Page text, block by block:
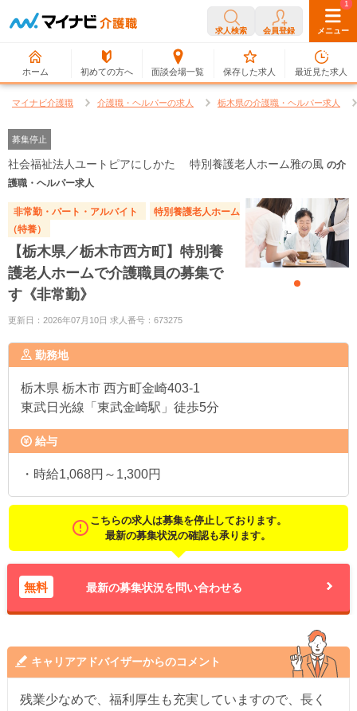
求人検索 会員登録 メニュー
ホーム 初めての方へ 面談会場一覧
0
保存した求人
1
最近見た求人
マイナビ介護職 介護職・ヘルパーの求人 栃木県の介護職・ヘルパー求人
募集停止
社会福祉法人ユートピアにしかた 特別養護老人ホーム雅の風 の介
護職・ヘルパー求人
非常勤・パート・アルバイト
特別養護老人ホーム
（特養）
【栃木県／栃木市西方町】特別養
護老人ホームで介護職員の募集で
す《非常勤》
更新日：2026年07月10日 求人番号：673275
勤務地
栃木県 栃木市 西方町金崎403-1
東武日光線「東武金崎駅」徒歩5分
給与
・時給1,068円～1,300円
こちらの求人は募集を停止しております。
最新の募集状況の確認も承ります。
無料 最新の募集状況を問い合わせる
キャリアアドバイザーからのコメント
残業少なめで、福利厚生も充実していますので、長く